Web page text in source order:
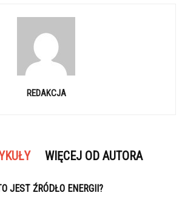
REDAKCJA
WIĘCEJ OD AUTORA
JEST ŹRÓDŁO ENERGII?